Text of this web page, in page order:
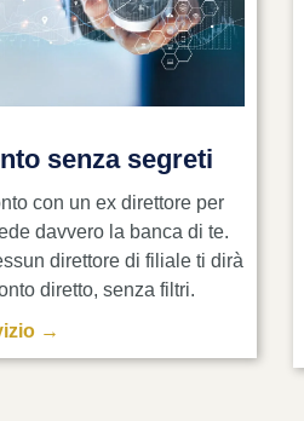
senza segreti
con un ex direttore per
davvero la banca di te.
direttore di filiale ti dirà
diretto, senza filtri.
→